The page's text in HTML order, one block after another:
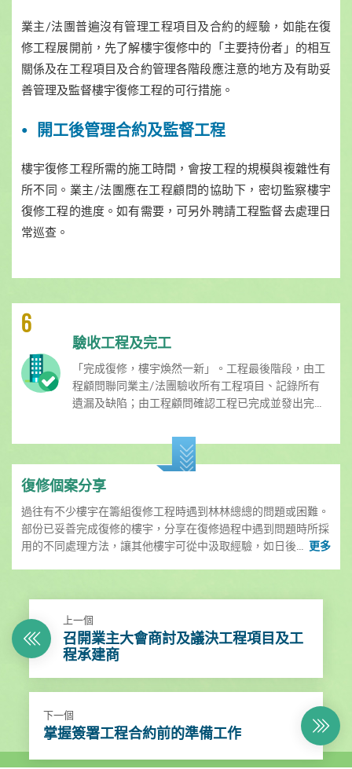
業主/法團普遍沒有管理工程項目及合約的經驗，如能在復
修工程展開前，先了解樓宇復修中的「主要持份者」的相互
關係及在工程項目及合約管理各階段應注意的地方及有助妥
善管理及監督樓宇復修工程的可行措施。
開工後管理合約及監督工程
樓宇復修工程所需的施工時間，會按工程的規模與複雜性有
所不同。業主/法團應在工程顧問的協助下，密切監察樓宇
復修工程的進度。如有需要，可另外聘請工程監督去處理日
常巡查。
6
驗收工程及完工
「完成復修，樓宇煥然一新」。工程最後階段，由工
程顧問聯同業主/法團驗收所有工程項目、記錄所有
遺漏及缺陷；由工程顧問確認工程已完成並發出完...
復修個案分享
過往有不少樓宇在籌組復修工程時遇到林林總總的問題或困難。
部份已妥善完成復修的樓宇，分享在復修過程中遇到問題時所採
用的不同處理方法，讓其他樓宇可從中汲取經驗，如日後... 更多
上一個
召開業主大會商討及議決工程項目及工
程承建商
下一個
掌握簽署工程合約前的準備工作